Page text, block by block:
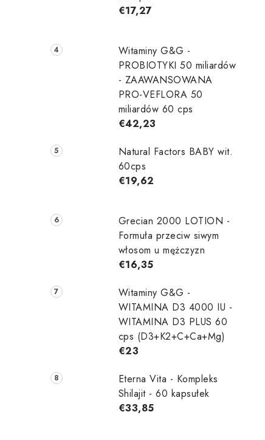
€17,27
Witaminy G&G -
PROBIOTYKI 50 miliardów
- ZAAWANSOWANA
PRO-VEFLORA 50
miliardów 60 cps
€42,23
Natural Factors BABY wit.
60cps
€19,62
Grecian 2000 LOTION -
Formuła przeciw siwym
włosom u mężczyzn
€16,35
Witaminy G&G -
WITAMINA D3 4000 IU -
WITAMINA D3 PLUS 60
cps (D3+K2+C+Ca+Mg)
€23
Eterna Vita - Kompleks
Shilajit - 60 kapsułek
€33,85